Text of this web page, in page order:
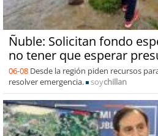
Ñuble: Solicitan fondo
no tener que esperar
06-08 Desde la región piden recursos
resolver emergencia.
soychillan